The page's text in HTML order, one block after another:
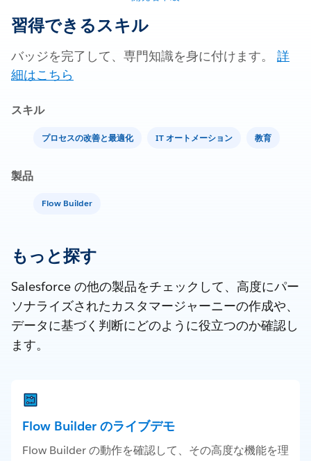
習得できるスキル
バッジを完了して、専門知識を身に付けます。 詳
細はこちら
スキル
プロセスの改善と最適化 IT オートメーション 教育
製品
Flow Builder
もっと探す
Salesforce の他の製品をチェックして、高度にパー
ソナライズされたカスタマージャーニーの作成や、
データに基づく判断にどのように役立つのか確認し
ます。
Flow Builder のライブデモ
Flow Builder の動作を確認して、その高度な機能を理